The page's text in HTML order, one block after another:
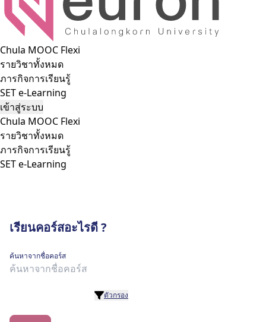
Chula MOOC Flexi
รายวิชาทั้งหมด
ภารกิจการเรียนรู้
SET e-Learning
เข้าสู่ระบบ
Chula MOOC Flexi
รายวิชาทั้งหมด
ภารกิจการเรียนรู้
SET e-Learning
เรียนคอร์สอะไรดี ?
ค้นหาจากชื่อคอร์ส
ตัวกรอง